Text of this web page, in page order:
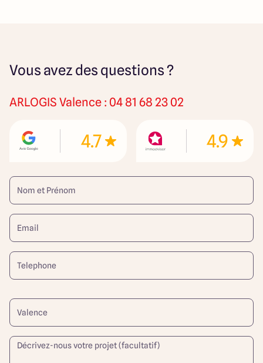
Vous avez des questions ?
ARLOGIS Valence : 04 81 68 23 02
4.7 4.9